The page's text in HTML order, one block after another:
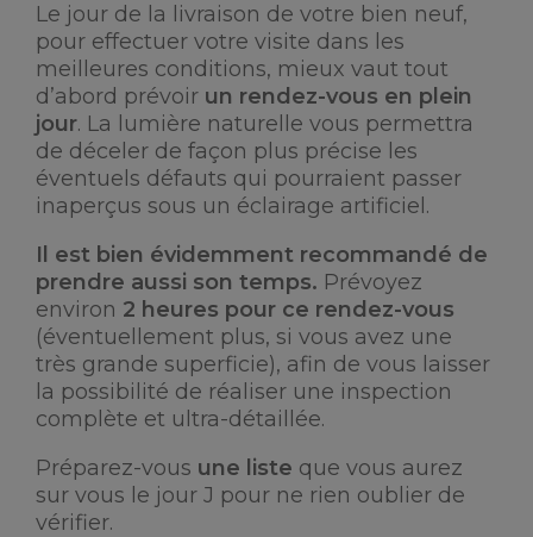
Le jour de la livraison de votre bien neuf,
pour effectuer votre visite dans les
meilleures conditions, mieux vaut tout
d’abord prévoir un rendez-vous en plein
jour. La lumière naturelle vous permettra
de déceler de façon plus précise les
éventuels défauts qui pourraient passer
inaperçus sous un éclairage artificiel.
Il est bien évidemment recommandé de
prendre aussi son temps. Prévoyez
environ 2 heures pour ce rendez-vous
(éventuellement plus, si vous avez une
très grande superficie), afin de vous laisser
la possibilité de réaliser une inspection
complète et ultra-détaillée.
Préparez-vous une liste que vous aurez
sur vous le jour J pour ne rien oublier de
vérifier.